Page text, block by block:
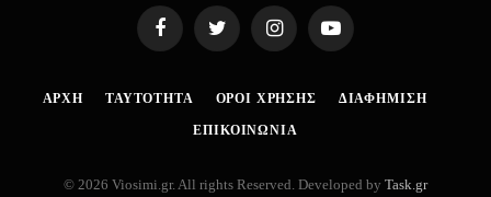
FacebookTwitter InstagramYouTube
AΡΧΉ ΤΑΥΤΌΤΗΤΑ ΌΡΟΙ ΧΡΉΣΗΣ ΔΙΑΦΉΜΙΣΗ
ΕΠΙΚΟΙΝΩΝΊΑ
© 2026 Viosimi.gr. All rights Reserved. Developed by Task.gr